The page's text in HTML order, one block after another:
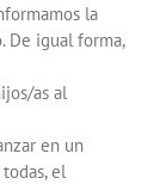
la
De igual forma,
as al
en un
el